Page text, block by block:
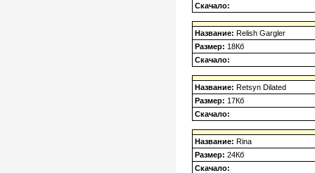
Скачало:
Название: Relish Gargler
Размер: 18Кб
Скачало:
Название: Retsyn Dilated
Размер: 17Кб
Скачало:
Название: Rina
Размер: 24Кб
Скачало: